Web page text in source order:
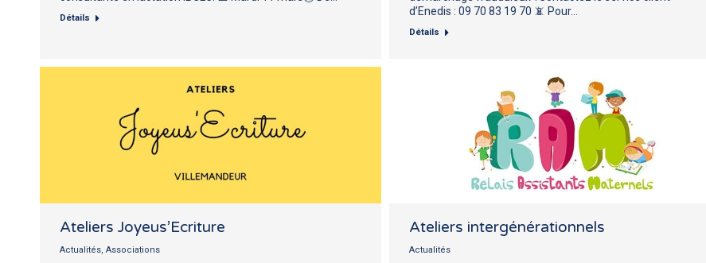
Détails
d’Enedis : 09 70 83 19 70 📵 Pour…
Détails
Ateliers Joyeus’Ecriture
Actualités Associations
Ateliers intergénérationnels
Actualités